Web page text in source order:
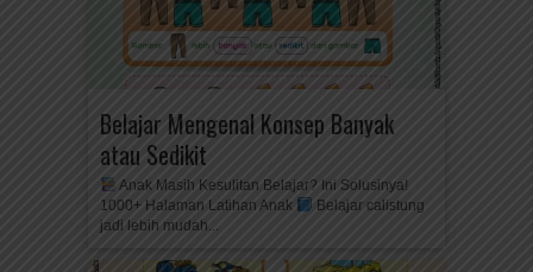
Belajar Mengenal Konsep Banyak
atau Sedikit
Anak Masih Kesulitan Belajar? Ini Solusinya!
1000+ Halaman Latihan Anak
Belajar calistung
jadi lebih mudah...